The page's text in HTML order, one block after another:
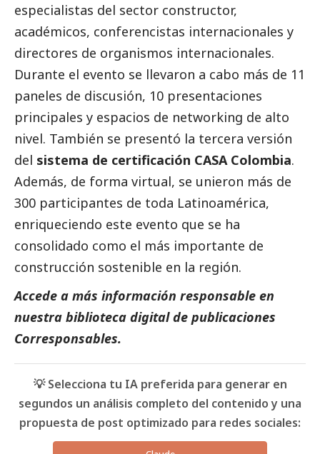
especialistas del sector constructor,
académicos, conferencistas internacionales y
directores de organismos internacionales.
Durante el evento se llevaron a cabo más de 11
paneles de discusión, 10 presentaciones
principales y espacios de networking de alto
nivel. También se presentó la tercera versión
del sistema de certificación CASA Colombia.
Además, de forma virtual, se unieron más de
300 participantes de toda Latinoamérica,
enriqueciendo este evento que se ha
consolidado como el más importante de
construcción sostenible en la región.
Accede a más información responsable en
nuestra biblioteca digital de publicaciones
Corresponsables.
💡 Selecciona tu IA preferida para generar en
segundos un análisis completo del contenido y una
propuesta de post optimizado para redes sociales: